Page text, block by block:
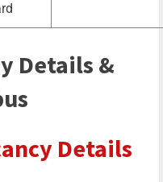
Details &
Details